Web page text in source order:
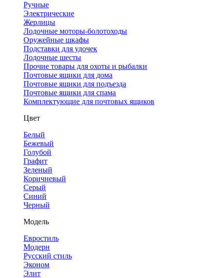
Ручные
Электрические
Жерлицы
Лодочные моторы-болотоходы
Оружейные шкафы
Подставки для удочек
Лодочные шесты
Прочие товары для охоты и рыбалки
Почтовые ящики для дома
Почтовые ящики для подъезда
Почтовые ящики для спама
Комплектующие для почтовых ящиков
Цвет
Белый
Бежевый
Голубой
Графит
Зеленый
Коричневый
Серый
Синий
Черный
Модель
Евростиль
Модерн
Русский стиль
Эконом
Элит